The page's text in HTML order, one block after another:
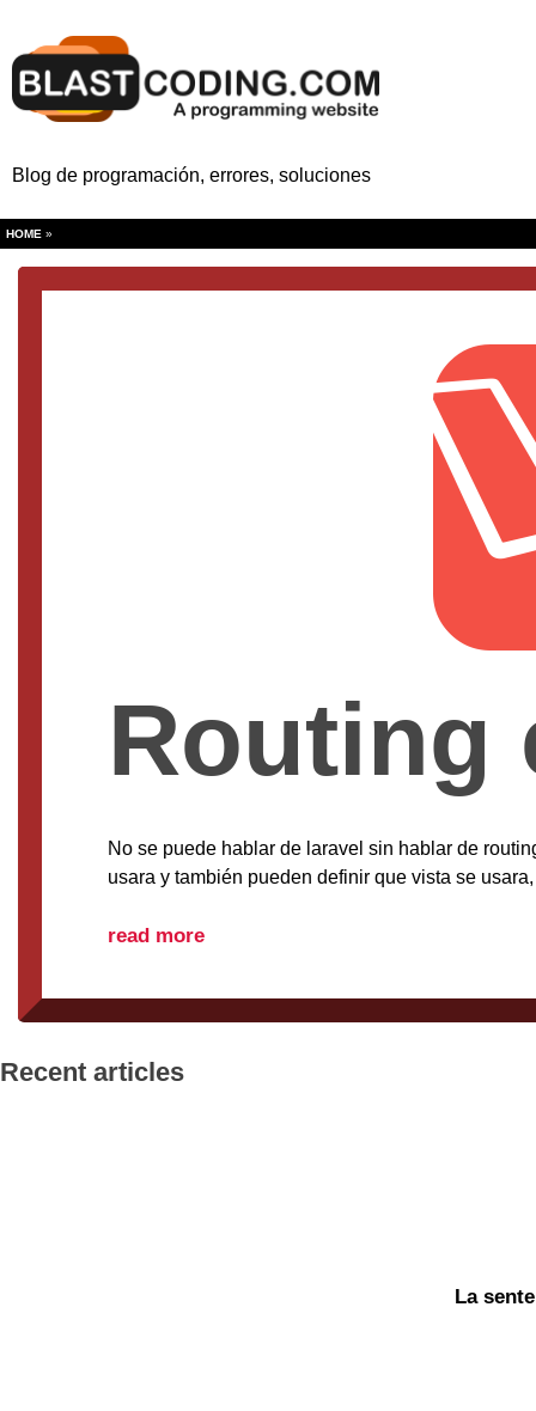
Blog de programación, errores, soluciones
HOME »
Routing
No se puede hablar de laravel sin hablar de
usara y también pueden definir que vista se
read more
Recent articles
La